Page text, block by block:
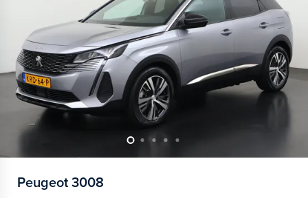
Peugeot 3008